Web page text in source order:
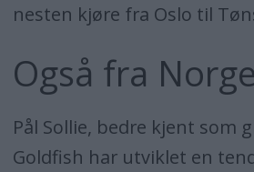
nesten kjøre fra Oslo til
Også fra Norge
Pål Sollie, bedre kjent som
Goldfish har utviklet en